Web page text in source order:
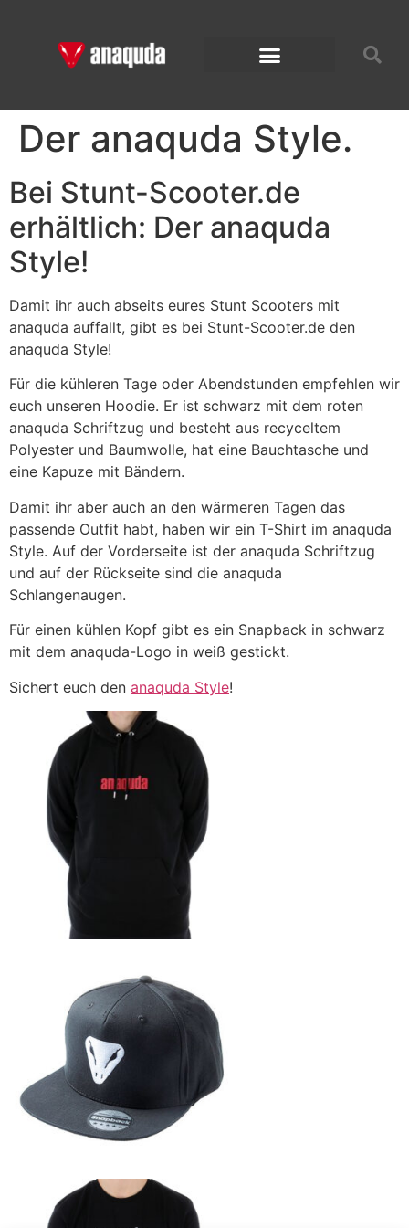
Der anaquda Style.
Bei Stunt-Scooter.de
erhältlich: Der anaquda
Style!
Damit ihr auch abseits eures Stunt Scooters mit
anaquda auffallt, gibt es bei Stunt-Scooter.de den
anaquda Style!
Für die kühleren Tage oder Abendstunden empfehlen wir
euch unseren Hoodie. Er ist schwarz mit dem roten
anaquda Schriftzug und besteht aus recyceltem
Polyester und Baumwolle, hat eine Bauchtasche und
eine Kapuze mit Bändern.
Damit ihr aber auch an den wärmeren Tagen das
passende Outfit habt, haben wir ein T-Shirt im anaquda
Style. Auf der Vorderseite ist der anaquda Schriftzug
und auf der Rückseite sind die anaquda
Schlangenaugen.
Für einen kühlen Kopf gibt es ein Snapback in schwarz
mit dem anaquda-Logo in weiß gestickt.
Sichert euch den anaquda Style!